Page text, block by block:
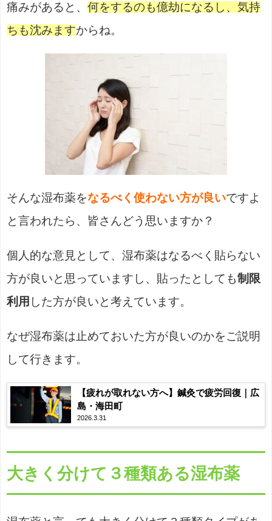
痛みがあると、 何をするのも億劫になるし、気持
ちも沈みますからね。
そんな湿布薬をなるべく使わない方が良いですよ
と言われたら、皆さんどう思いますか？
個人的な意見として、湿布薬はなるべく貼らない
方が良いと思っていますし、貼ったとしても制限
利用 した方が良いと考えています。
なぜ湿布薬は止めておいた方が良いのかをご説明
して行きます。
【疲れが取れない方へ】鍼灸で疲労回復｜広
島・海田町
2026.3.31
大きく分けて３種類ある湿布薬